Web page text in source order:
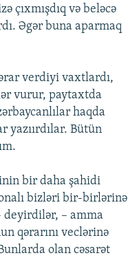
çıxmışdıq və beləcə
Əgər buna aparmaq
verdiyi vaxtlardı,
vurur, paytaxtda
haqda
yazıırdılar. Bütün
bir daha şahidi
bizləri bir-birlərinə
deyirdilər, – amma
qərarını veclərinə
olan cəsarət